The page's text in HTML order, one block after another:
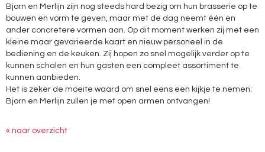
Bjorn en Merlijn zijn nog steeds hard bezig om hun brasserie op te
bouwen en vorm te geven, maar met de dag neemt één en
ander concretere vormen aan. Op dit moment werken zij met een
kleine maar gevarieerde kaart en nieuw personeel in de
bediening en de keuken. Zij hopen zo snel mogelijk verder op te
kunnen schalen en hun gasten een compleet assortiment te
kunnen aanbieden.
Het is zeker de moeite waard om snel eens een kijkje te nemen:
Bjorn en Merlijn zullen je met open armen ontvangen!
« naar overzicht